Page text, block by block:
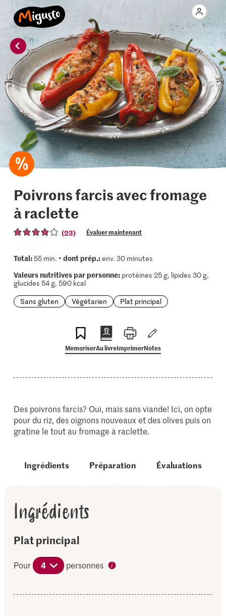
Poivrons farcis avec fromage
à raclette
(23) Évaluer maintenant
Total:55 min. • dont prép.:env. 30 minutes
Valeurs nutritives par personne:protéines 25 g, lipides 30 g,
glucides 54 g, 590 kcal
Sans gluten
Végétarien Plat principal
MemoriserAu livreImprimerNotes
Des poivrons farcis? Oui, mais sans viande! Ici, on opte
pour du riz, des oignons nouveaux et des olives puis on
gratine le tout au fromage à raclette.
Ingrédients Préparation Évaluations
Ingrédients
Plat principal
Pour 4 personnes